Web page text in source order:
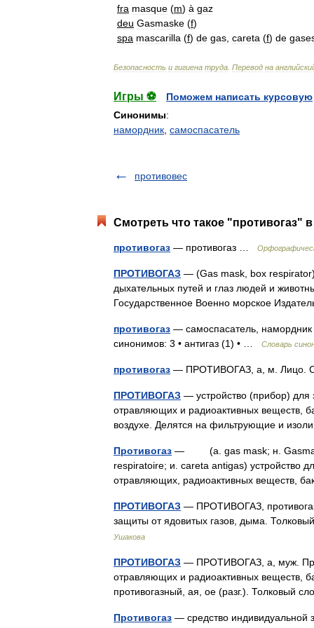
fra masque (m) à gaz
deu Gasmaske (f)
spa mascarilla (f) de gas careta (f) de
Безопасность и гигиена труда Перевод на
Игры ⚽
Поможем написать курсовую
Синонимы:
намордник самоспасатель
противовес
Смотреть что такое "противогаз"
противогаз — противогаз …
ПРОТИВОГАЗ — (Gas mask, box
дыхательных путей и глаз людей и
Государственное Военно морское
противогаз — самоспасатель, намордник
синонимов: 3 • антигаз (1) • …
Словарь
противогаз — ПРОТИВОГАЗ, а, м. Лицо.
ПРОТИВОГАЗ — устройство (прибор) для
отравляющих и радиоактивных веществ,
воздухе. Делятся на фильтрующие и
Противогаз — (a. gas mask; н.
respiratoire; и. careta antigas) устройство
отравляющих, радиоактивных веществ,
ПРОТИВОГАЗ — ПРОТИВОГАЗ,
защиты от ядовитых газов, дыма.
Ушакова
ПРОТИВОГАЗ — ПРОТИВОГАЗ, а, муж.
отравляющих и радиоактивных веществ,
противогазный, ая, ое (разг.).
Противогаз — средство индивидуальной